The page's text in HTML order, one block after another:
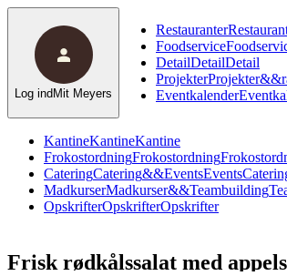
KantineKantineKantine
FrokostordningFrokostordning
CateringCatering&&EventsEvents
MadkurserMadkurser&&Teambuilding
OpskrifterOpskrifterOpskrifter
Restauranter
Foodservice
DetailDetailDetail
ProjekterProjekter&&
Eventkalender
Log ind Mit Meyers
Frisk rødkålssalat med